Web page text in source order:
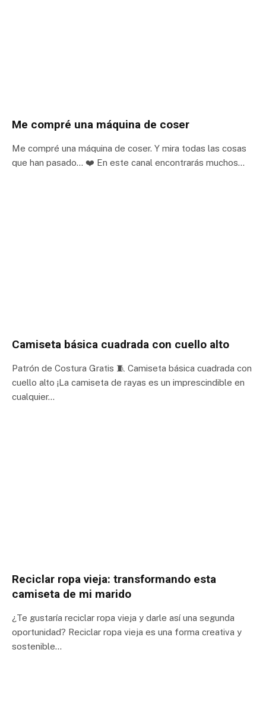
Me compré una máquina de coser
Me compré una máquina de coser. Y mira todas las cosas
que han pasado… ❤️ En este canal encontrarás muchos…
Camiseta básica cuadrada con cuello alto
Patrón de Costura Gratis 🧵 Camiseta básica cuadrada con
cuello alto ¡La camiseta de rayas es un imprescindible en
cualquier…
Reciclar ropa vieja: transformando esta
camiseta de mi marido
¿Te gustaría reciclar ropa vieja y darle así una segunda
oportunidad? Reciclar ropa vieja es una forma creativa y
sostenible…